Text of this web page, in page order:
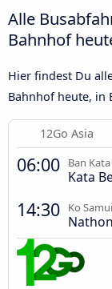
Alle
Bahnhof
Hier findest Du
Bahnhof heute, in
12Go Asia
06:00 Ban Kata
Kata
14:30 Ko Samui